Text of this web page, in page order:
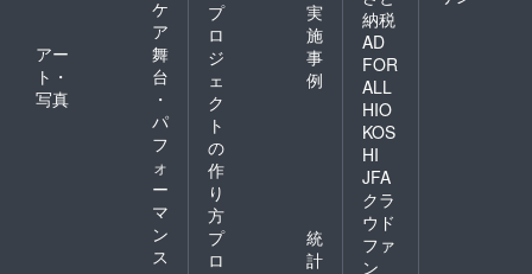
ケ
ア
アー
ト・
写真
舞
台
・
パ
フ
ォ
ー
マ
ン
ス
プ
ロ
ジ
ェ
ク
ト
の
作
り
方
実
施
事
例
プ
ロ
統
計
納税
AD
FOR
ALL
HIO
KOS
HI
JFA
クラ
ウド
ファ
ン